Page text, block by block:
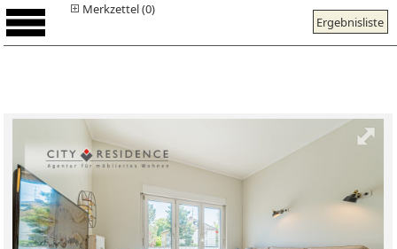
Ergebnisliste
Merkzettel (0)